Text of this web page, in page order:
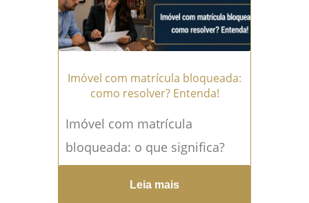
alugou...Leia mais →
Imóvel com matrícula bloqueada:
como resolver? Entenda!
Imóvel com matrícula
bloqueada: o que significa?
Matrícula bloqueada é uma
situação que causa medo,
Leia mais